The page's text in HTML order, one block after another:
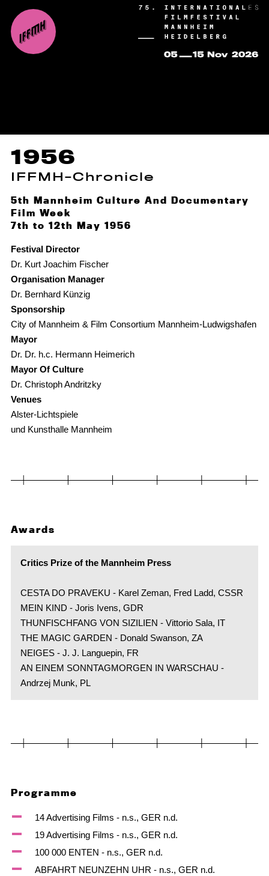
1956
IFFMH-Chronicle
5th Mannheim Culture And Documentary
Film Week
7th to 12th May 1956
Festival Director
Dr. Kurt Joachim Fischer
Organisation Manager
Dr. Bernhard Künzig
Sponsorship
City of Mannheim & Film Consortium Mannheim-Ludwigshafen
Mayor
Dr. Dr. h.c. Hermann Heimerich
Mayor Of Culture
Dr. Christoph Andritzky
Venues
Alster-Lichtspiele
und Kunsthalle Mannheim
Awards
Critics Prize of the Mannheim Press
CESTA DO PRAVEKU - Karel Zeman, Fred Ladd, CSSR
MEIN KIND - Joris Ivens, GDR
THUNFISCHFANG VON SIZILIEN - Vittorio Sala, IT
THE MAGIC GARDEN - Donald Swanson, ZA
NEIGES - J. J. Languepin, FR
AN EINEM SONNTAGMORGEN IN WARSCHAU -
Andrzej Munk, PL
Programme
14 Advertising Films - n.s., GER n.d.
19 Advertising Films - n.s., GER n.d.
100 000 ENTEN - n.s., GER n.d.
ABFAHRT NEUNZEHN UHR - n.s., GER n.d.